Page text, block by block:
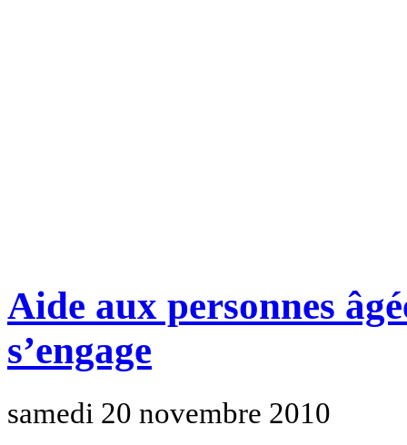
Aide aux personnes
s’engage
samedi 20 novembre 2010